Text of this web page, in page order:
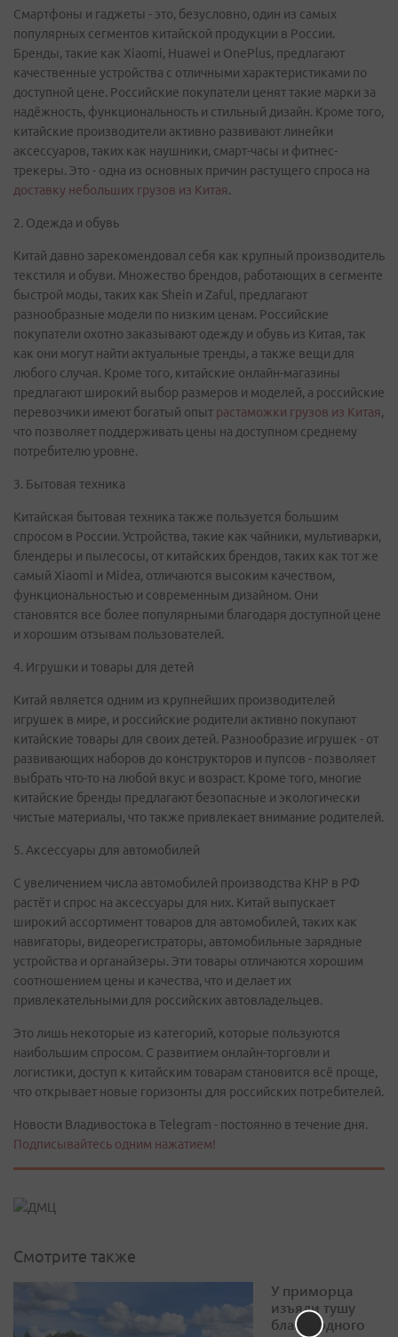
Смартфоны и гаджеты - это, безусловно, один из самых
популярных сегментов китайской продукции в России.
Бренды, такие как Xiaomi, Huawei и OnePlus, предлагают
качественные устройства с отличными характеристиками по
доступной цене. Российские покупатели ценят такие марки за
надёжность, функциональность и стильный дизайн. Кроме того,
китайские производители активно развивают линейки
аксессуаров, таких как наушники, смарт-часы и фитнес-
трекеры. Это - одна из основных причин растущего спроса на
доставку небольших грузов из Китая.
2. Одежда и обувь
Китай давно зарекомендовал себя как крупный производитель
текстиля и обуви. Множество брендов, работающих в сегменте
быстрой моды, таких как Shein и Zaful, предлагают
разнообразные модели по низким ценам. Российские
покупатели охотно заказывают одежду и обувь из Китая, так
как они могут найти актуальные тренды, а также вещи для
любого случая. Кроме того, китайские онлайн-магазины
предлагают широкий выбор размеров и моделей, а российские
перевозчики имеют богатый опыт растаможки грузов из Китая,
что позволяет поддерживать цены на доступном среднему
потребителю уровне.
3. Бытовая техника
Китайская бытовая техника также пользуется большим
спросом в России. Устройства, такие как чайники, мультиварки,
блендеры и пылесосы, от китайских брендов, таких как тот же
самый Xiaomi и Midea, отличаются высоким качеством,
функциональностью и современным дизайном. Они
становятся все более популярными благодаря доступной цене
и хорошим отзывам пользователей.
4. Игрушки и товары для детей
Китай является одним из крупнейших производителей
игрушек в мире, и российские родители активно покупают
китайские товары для своих детей. Разнообразие игрушек - от
развивающих наборов до конструкторов и пупсов - позволяет
выбрать что-то на любой вкус и возраст. Кроме того, многие
китайские бренды предлагают безопасные и экологически
чистые материалы, что также привлекает внимание родителей.
5. Аксессуары для автомобилей
С увеличением числа автомобилей производства КНР в РФ
растёт и спрос на аксессуары для них. Китай выпускает
широкий ассортимент товаров для автомобилей, таких как
навигаторы, видеорегистраторы, автомобильные зарядные
устройства и органайзеры. Эти товары отличаются хорошим
соотношением цены и качества, что и делает их
привлекательными для российских автовладельцев.
Это лишь некоторые из категорий, которые пользуются
наибольшим спросом. С развитием онлайн-торговли и
логистики, доступ к китайским товарам становится всё проще,
что открывает новые горизонты для российских потребителей.
Новости Владивостока в Telegram - постоянно в течение дня.
Подписывайтесь одним нажатием!
Смотрите также
У приморца
изъяли тушу
благородного